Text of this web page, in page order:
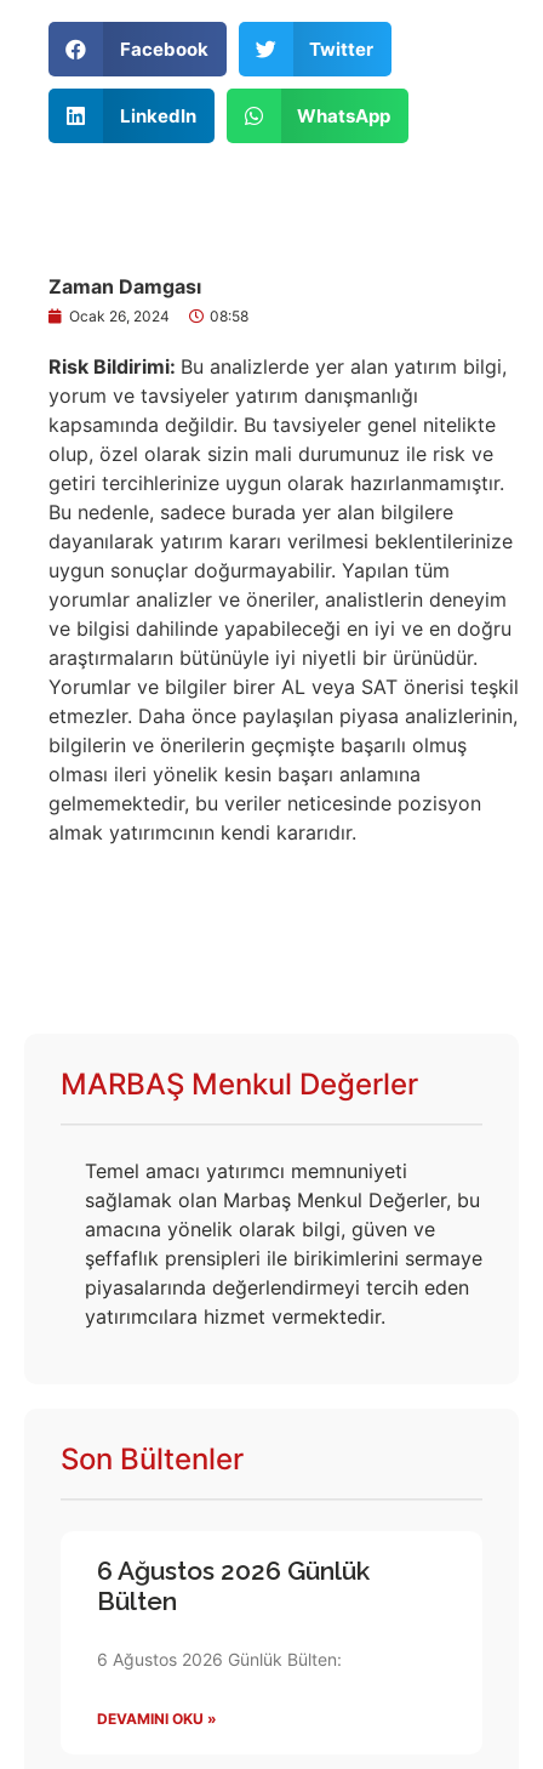
Facebook Twitter
LinkedIn WhatsApp
Zaman Damgası
Ocak 26, 2024 08:58
Risk Bildirimi: Bu analizlerde yer alan yatırım bilgi,
yorum ve tavsiyeler yatırım danışmanlığı
kapsamında değildir. Bu tavsiyeler genel nitelikte
olup, özel olarak sizin mali durumunuz ile risk ve
getiri tercihlerinize uygun olarak hazırlanmamıştır.
Bu nedenle, sadece burada yer alan bilgilere
dayanılarak yatırım kararı verilmesi beklentilerinize
uygun sonuçlar doğurmayabilir. Yapılan tüm
yorumlar analizler ve öneriler, analistlerin deneyim
ve bilgisi dahilinde yapabileceği en iyi ve en doğru
araştırmaların bütünüyle iyi niyetli bir ürünüdür.
Yorumlar ve bilgiler birer AL veya SAT önerisi teşkil
etmezler. Daha önce paylaşılan piyasa analizlerinin,
bilgilerin ve önerilerin geçmişte başarılı olmuş
olması ileri yönelik kesin başarı anlamına
gelmemektedir, bu veriler neticesinde pozisyon
almak yatırımcının kendi kararıdır.
MARBAŞ Menkul Değerler
Temel amacı yatırımcı memnuniyeti
sağlamak olan Marbaş Menkul Değerler, bu
amacına yönelik olarak bilgi, güven ve
şeffaflık prensipleri ile birikimlerini sermaye
piyasalarında değerlendirmeyi tercih eden
yatırımcılara hizmet vermektedir.
Son Bültenler
6 Ağustos 2026 Günlük
Bülten
6 Ağustos 2026 Günlük Bülten:
DEVAMINI OKU »